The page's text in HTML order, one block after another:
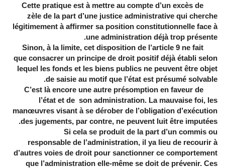
Cette pratique est à mettre au compte d’un excès de
zèle de la part d’une justice administrative qui cherche
légitimement à affirmer sa position constitutionnelle face à
une administration déjà trop présente.
Sinon, à la limite, cet disposition de l’article 9 ne fait
que consacrer un principe de droit positif déjà établi selon
lequel les fonds et les biens publics ne peuvent être objet
de saisie au motif que l’état est présumé solvable.
C’est là encore une autre présomption en faveur de
l’état et de son administration. La mauvaise foi, les
manœuvres visant à se dérober de l’obligation d’exécution
des jugements, par contre, ne peuvent luit être imputées.
Si cela se produit de la part d’un commis ou
responsable de l’administration, il ya lieu de recourir à
d’autres voies de droit pour sanctionner ce comportement
que l’administration elle-même se doit de prévenir. Ces